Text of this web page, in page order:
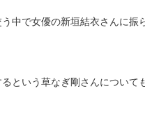
中で女優の新垣結衣さんに振
という草なぎ剛さんについて